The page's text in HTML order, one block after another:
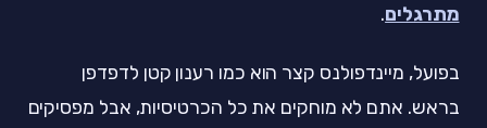
מתרגלים.
בפועל, מיינדפולנס קצר הוא כמו רענון קטן לדפדפן
בראש. אתם לא מוחקים את כל הכרטיסיות, אבל מפסיקים